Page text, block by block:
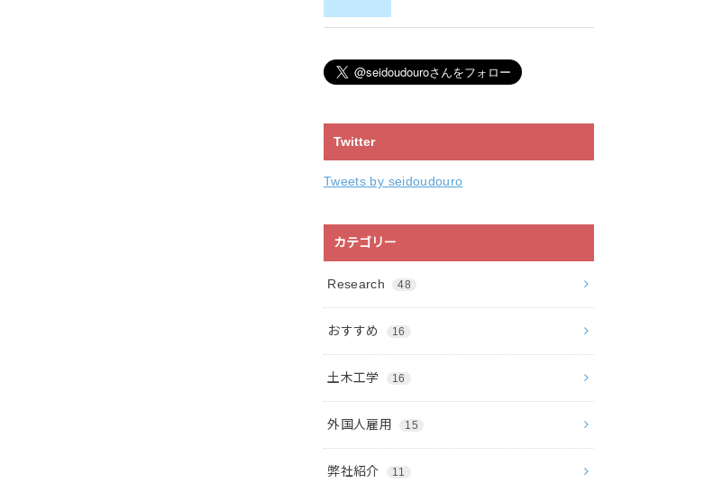
Twitter
Tweets by seidoudouro
カテゴリー
Research 48
おすすめ 16
土木工学 16
外国人雇用 15
弊社紹介 11